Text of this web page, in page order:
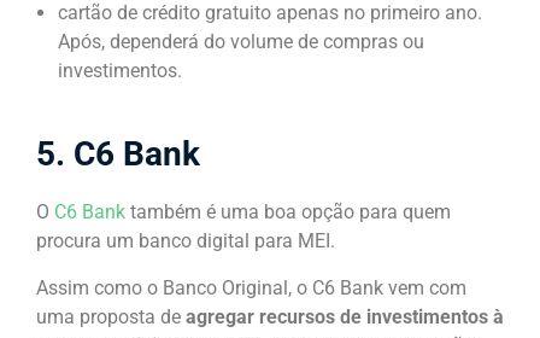
cartão de crédito gratuito apenas no primeiro ano.
Após, dependerá do volume de compras ou
investimentos.
5. C6 Bank
O C6 Bank também é uma boa opção para quem
procura um banco digital para MEI.
Assim como o Banco Original, o C6 Bank vem com
uma proposta de agregar recursos de investimentos à